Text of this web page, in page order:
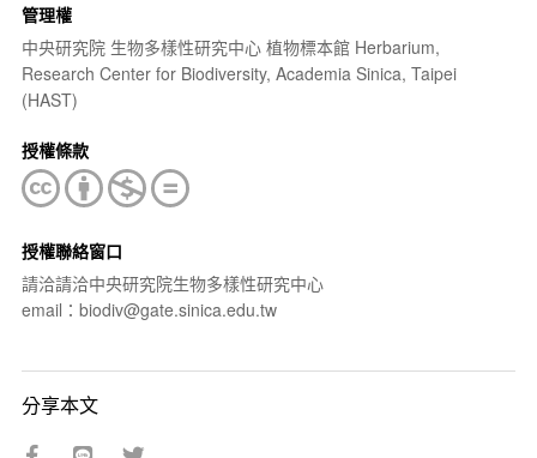
管理權
中央研究院 生物多樣性研究中心 植物標本館 Herbarium,
Research Center for Biodiversity, Academia Sinica, Taipei
(HAST)
授權條款
授權聯絡窗口
請洽請洽中央研究院生物多樣性研究中心
email：biodiv@gate.sinica.edu.tw
分享本文